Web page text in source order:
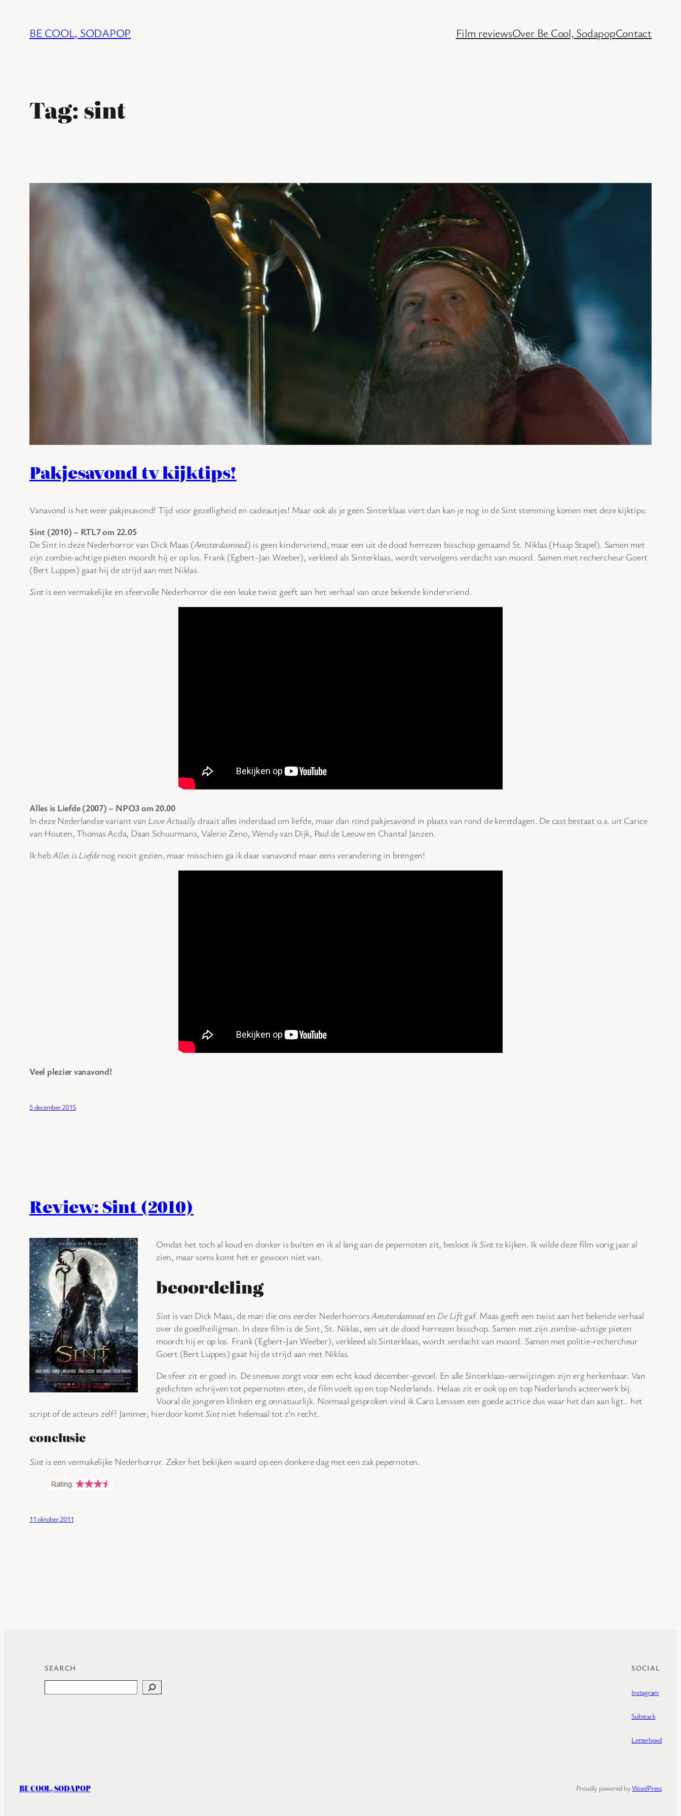
BE COOL, SODAPOP Film reviewsOver Be Cool, SodapopContact
Tag:sint
Pakjesavond tv kijktips!
Vanavond is het weer pakjesavond! Tijd voor gezelligheid en cadeautjes! Maar ook als je geen Sinterklaas viert dan kan je nog in de Sint stemming komen met deze kijktips:
Sint (2010) – RTL7 om 22.05
De Sint in deze Nederhorror van Dick Maas (Amsterdamned) is geen kindervriend, maar een uit de dood herrezen bisschop genaamd St. Niklas (Huup Stapel). Samen met
zijn zombie-achtige pieten moordt hij er op los. Frank (Egbert-Jan Weeber), verkleed als Sinterklaas, wordt vervolgens verdacht van moord. Samen met rechercheur Goert
(Bert Luppes) gaat hij de strijd aan met Niklas.
Sint is een vermakelijke en sfeervolle Nederhorror die een leuke twist geeft aan het verhaal van onze bekende kindervriend.
Alles is Liefde (2007) – NPO3 om 20.00
In deze Nederlandse variant van Love Actually draait alles inderdaad om liefde, maar dan rond pakjesavond in plaats van rond de kerstdagen. De cast bestaat o.a. uit Carice
van Houten, Thomas Acda, Daan Schuurmans, Valerio Zeno, Wendy van Dijk, Paul de Leeuw en Chantal Janzen.
Ik hebAlles is Liefdenog nooit gezien, maar misschien ga ik daar vanavond maar eens verandering in brengen!
Veel plezier vanavond!
5 december 2015
Review: Sint (2010)
Omdat het toch al koud en donker is buiten en ik al lang aan de pepernoten zit, besloot ikSintte kijken. Ik wilde deze film vorig jaar al
zien, maar soms komt het er gewoon niet van.
beoordeling
Sint is van Dick Maas, de man die ons eerder NederhorrorsAmsterdamned en De Liftgaf. Maas geeft een twist aan het bekende verhaal
over de goedheiligman. In deze film is de Sint, St. Niklas, een uit de dood herrezen bisschop. Samen met zijn zombie-achtige pieten
moordt hij er op los. Frank (Egbert-Jan Weeber), verkleed als Sinterklaas, wordt verdacht van moord. Samen met politie-rechercheur
Goert (Bert Luppes) gaat hij de strijd aan met Niklas.
De sfeer zit er goed in. De sneeuw zorgt voor een echt koud december-gevoel. En alle Sinterklaas-verwijzingen zijn erg herkenbaar. Van
gedichten schrijven tot pepernoten eten, de film voelt op en top Nederlands. Helaas zit er ook op en top Nederlands acteerwerk bij.
Vooral de jongeren klinken erg onnatuurlijk. Normaal gesproken vind ik Caro Lenssen een goede actrice dus waar het dan aan ligt.. het
script of de acteurs zelf? Jammer, hierdoor komtSintniet helemaal tot z’n recht.
conclusie
Sint is een vermakelijke Nederhorror. Zeker het bekijken waard op een donkere dag met een zak pepernoten.
11 oktober 2011
SEARCH SOCIAL
Instagram
Substack
Letterboxd
BE COOL, SODAPOP Proudly powered byWordPress